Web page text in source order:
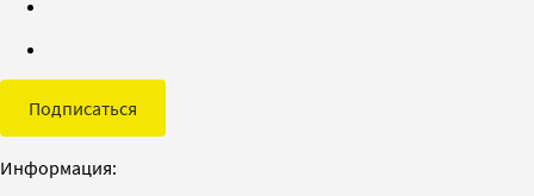
Подписаться
Информация: